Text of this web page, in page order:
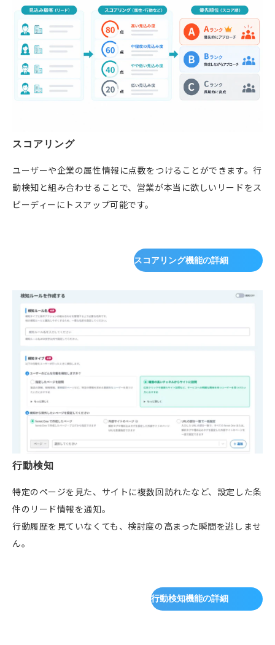
スコアリング
ユーザーや企業の属性情報に点数をつけることができます。行
動検知と組み合わせることで、営業が本当に欲しいリードをス
ピーディーにトスアップ可能です。
スコアリング機能の詳細
行動検知
特定のページを見た、サイトに複数回訪れたなど、設定した条
件のリード情報を通知。
行動履歴を見ていなくても、検討度の高まった瞬間を逃しませ
ん。
行動検知機能の詳細